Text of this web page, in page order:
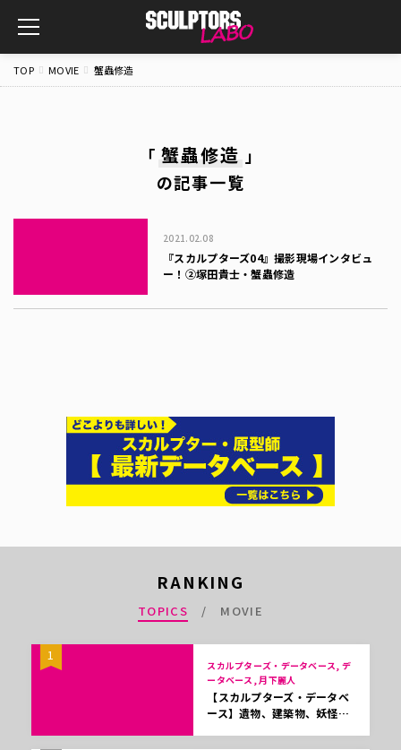
toggle
navigation
TOP MOVIE 蟹蟲修造
「 蟹蟲修造 」
の記事一覧
2021.02.08
『スカルプターズ04』撮影現場インタビュ
ー！②塚田貴士・蟹蟲修造
RANKING
TOPICS MOVIE
1
スカルプターズ・データベース, デ
ータベース, 月下麗人
【スカルプターズ・データベ
ース】遺物、建築物、妖怪…